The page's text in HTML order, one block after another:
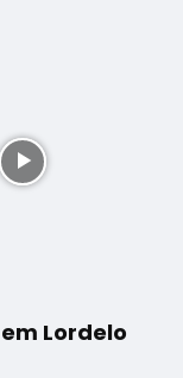
Lordelo